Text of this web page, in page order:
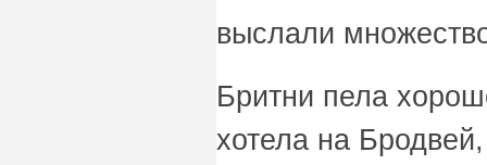
выслали
Бритни пела
хотела на